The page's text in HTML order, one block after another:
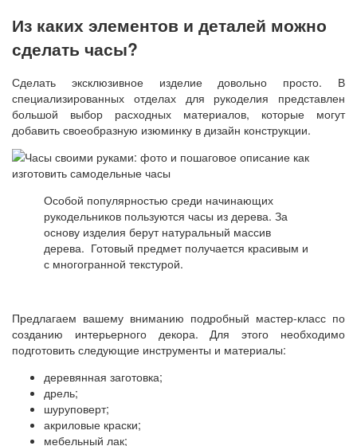
Из каких элементов и деталей можно
сделать часы?
Сделать эксклюзивное изделие довольно просто. В
специализированных отделах для рукоделия представлен
большой выбор расходных материалов, которые могут
добавить своеобразную изюминку в дизайн конструкции.
Особой популярностью среди начинающих
рукодельников пользуются часы из дерева. За
основу изделия берут натуральный массив
дерева. Готовый предмет получается красивым и
с многогранной текстурой.
Предлагаем вашему вниманию подробный мастер-класс по
созданию интерьерного декора. Для этого необходимо
подготовить следующие инструменты и материалы:
деревянная заготовка;
дрель;
шуруповерт;
акриловые краски;
мебельный лак;